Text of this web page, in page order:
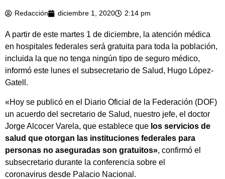
Redacción diciembre 1, 2020 2:14 pm
A partir de este martes 1 de diciembre, la atención médica
en hospitales federales será gratuita para toda la población,
incluida la que no tenga ningún tipo de seguro médico,
informó este lunes el subsecretario de Salud, Hugo López-
Gatell.
«Hoy se publicó en el Diario Oficial de la Federación (DOF)
un acuerdo del secretario de Salud, nuestro jefe, el doctor
Jorge Alcocer Varela, que establece que los servicios de
salud que otorgan las instituciones federales para
personas no aseguradas son gratuitos», confirmó el
subsecretario durante la conferencia sobre el
coronavirus desde Palacio Nacional.